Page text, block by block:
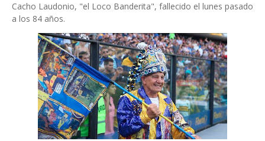
Cacho Laudonio, "el Loco Banderita", fallecido el lunes pasado
a los 84 años.